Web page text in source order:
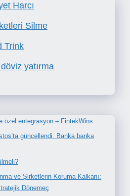
Harcı
Silme
Trink
yatırma
özel entegrasyon – FintekWins
güncellendi: Banka banka
ve Şirketlerin Koruma Kalkanı:
Dönemeç